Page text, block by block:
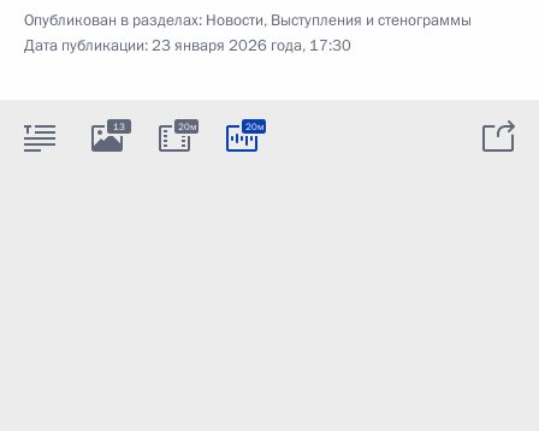
Опубликован в разделах: Новости, Выступления и стенограммы
Дата публикации:23 января 2026 года, 17:30
13 20м 20м